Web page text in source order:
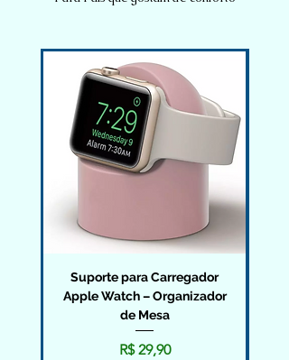
Suporte para Carregador
Apple Watch – Organizador
de Mesa
Preço
R$ 29,90